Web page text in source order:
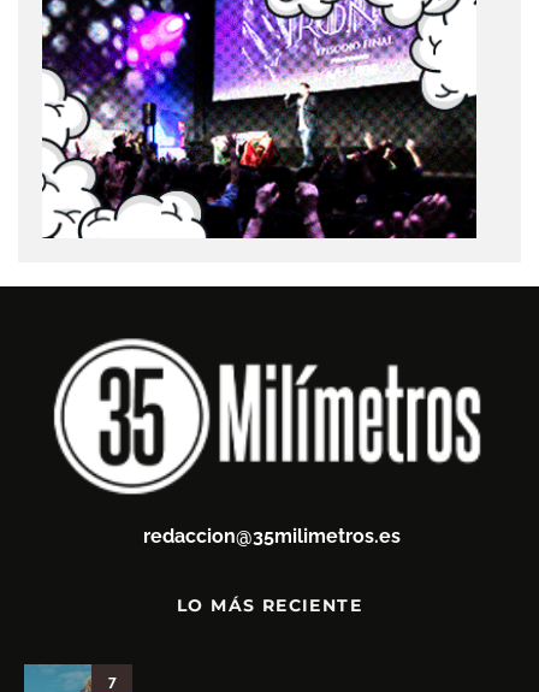
redaccion@35milimetros.es
LO MÁS RECIENTE
7